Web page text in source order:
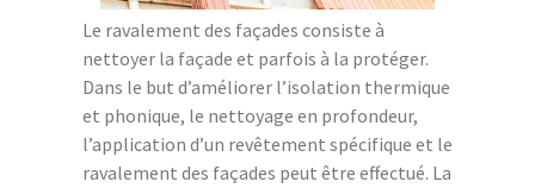
Le ravalement des façades consiste à
nettoyer la façade et parfois à la protéger.
Dans le but d’améliorer l’isolation thermique
et phonique, le nettoyage en profondeur,
l’application d’un revêtement spécifique et le
ravalement des façades peut être effectué. La